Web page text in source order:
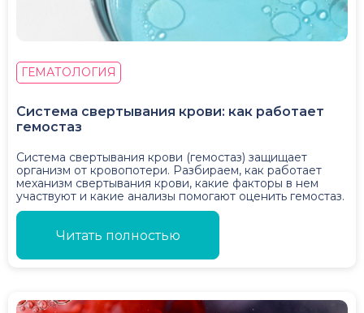
ГЕМАТОЛОГИЯ
Система свертывания крови: как работает
гемостаз
Система свертывания крови (гемостаз) защищает
организм от кровопотери. Разбираем, как работает
механизм свертывания крови, какие факторы в нем
участвуют и какие анализы помогают оценить гемостаз.
Читать полностью